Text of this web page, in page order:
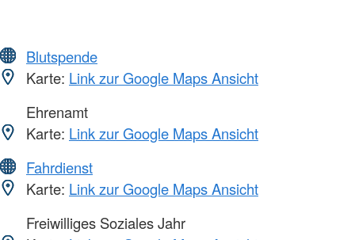
Blutspende
Karte: Link zur Google Maps Ansicht
Ehrenamt
Karte: Link zur Google Maps Ansicht
Fahrdienst
Karte: Link zur Google Maps Ansicht
Freiwilliges Soziales Jahr